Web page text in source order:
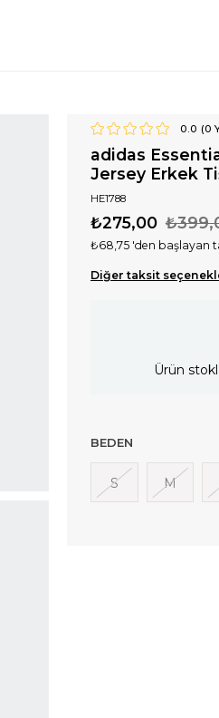
0.0 (0
adidas
Jersey Erkek
HE1788
₺275,00
₺68,75 'den başlayan
Diğer taksit
Ürün
BEDEN
S M